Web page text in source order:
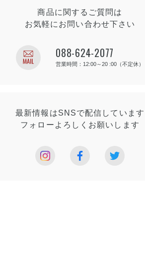
商品に関するご質問は
お気軽にお問い合わせ下さい
088-624-2077
営業時間：12:00～20 :00（不定休）
最新情報はSNSで配信しています
フォローよろしく お願いします